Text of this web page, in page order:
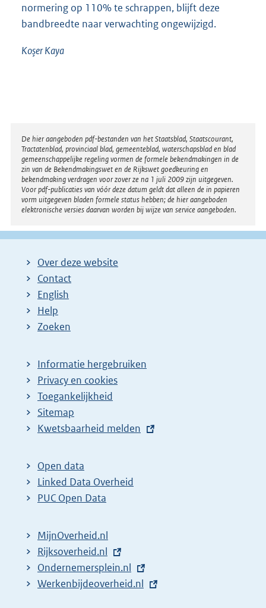
normering op 110% te schrappen, blijft deze
bandbreedte naar verwachting ongewijzigd.
Koşer Kaya
Disclaimer
De hier aangeboden pdf-bestanden van het Staatsblad, Staatscourant,
Tractatenblad, provinciaal blad, gemeenteblad, waterschapsblad en blad
gemeenschappelijke regeling vormen de formele bekendmakingen in de
zin van de Bekendmakingswet en de Rijkswet goedkeuring en
bekendmaking verdragen voor zover ze na 1 juli 2009 zijn uitgegeven.
Voor pdf-publicaties van vóór deze datum geldt dat alleen de in papieren
vorm uitgegeven bladen formele status hebben; de hier aangeboden
elektronische versies daarvan worden bij wijze van service aangeboden.
Over deze website
Contact
English
Help
Zoeken
Informatie hergebruiken
Privacy en cookies
Toegankelijkheid
Sitemap
E
t
e
r
l
i
n
k
Kwetsbaarheid melden
Open data
Linked Data Overheid
PUC Open Data
MijnOverheid.nl
E
x
t
Rijksoverheid.nl
E
x
Ondernemersplein.nl
E
Werkenbijdeoverheid.nl